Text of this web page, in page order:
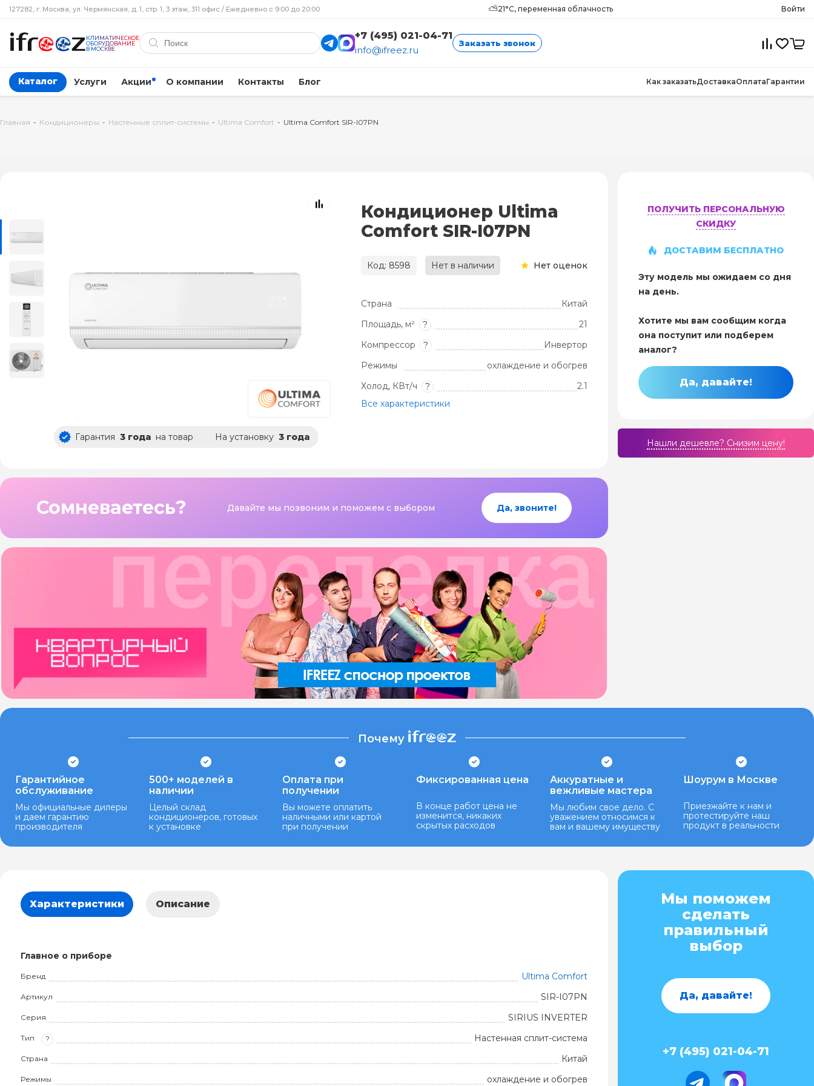
127282, г. Москва, ул. Чермянская, д. 1, стр. 1, 3 этаж, 311 офис / Ежедневно с 9:00 до 20:00 ⛅21°C, переменная облачность Войти
КЛИМАТИЧЕСКОЕ
ОБОРУДОВАНИЕ
В МОСКВЕ
+7 (495) 021-04-71
info@ifreez.ru
Заказать звонок
Каталог Услуги Акции О компании Контакты Блог Как заказатьДоставкаОплатаГарантии
Главная - Кондиционеры - Настенные сплит-системы - Ultima Comfort - Ultima Comfort SIR-I07PN
Гарантия 3 года на товар На установку 3 года
Кондиционер Ultima
Comfort SIR-I07PN
Код: 8598 Нет в наличии Нет оценок
Страна
Китай
Площадь, м²
?
21
Компрессор
?
Инвертор
Режимы
охлаждение и обогрев
Холод, КВт/ч
?
2.1
Все характеристики
Сомневаетесь? Давайте мы позвоним и поможем с выбором Да, звоните!
ПОЛУЧИТЬ ПЕРСОНАЛЬНУЮ
СКИДКУ
ДОСТАВИМ БЕСПЛАТНО
Эту модель мы ожидаем со дня
на день.
Хотите мы вам сообщим когда
она поступит или подберем
аналог?
Да, давайте!
Нашли дешевле? Cнизим цену!
Почему
Гарантийное
обслуживание
Мы официальные дилеры
и даем гарантию
производителя
500+ моделей в
наличии
Целый склад
кондиционеров, готовых
к установке
Оплата при
получении
Вы можете оплатить
наличными или картой
при получении
Фиксированная цена
В конце работ цена не
изменится, никаких
скрытых расходов
Аккуратные и
вежливые мастера
Мы любим свое дело. С
уважением относимся к
вам и вашему имуществу
Шоурум в Москве
Приезжайте к нам и
протестируйте наш
продукт в реальности
Характеристики Описание
Главное о приборе
Бренд Ultima Comfort
Артикул SIR-I07PN
Серия SIRIUS INVERTER
Тип ? Настенная сплит-система
Страна Китай
Режимы охлаждение и обогрев
Мы поможем
сделать
правильный
выбор
Да, давайте!
+7 (495) 021-04-71